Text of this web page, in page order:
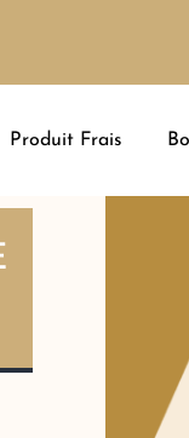
Produit Frais